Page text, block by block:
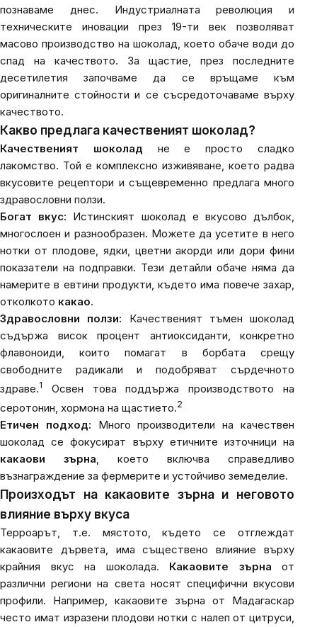
познаваме днес. Индустриалната революция и
техническите иновации през 19-ти век позволяват
масово производство на шоколад, което обаче води до
спад на качеството. За щастие, през последните
десетилетия започваме да се връщаме към
оригиналните стойности и се съсредоточаваме върху
качеството.
Какво предлага качественият шоколад?
Качественият шоколад не е просто сладко
лакомство. Той е комплексно изживяване, което радва
вкусовите рецептори и същевременно предлага много
здравословни ползи.
Богат вкус: Истинският шоколад е вкусово дълбок,
многослоен и разнообразен. Можете да усетите в него
нотки от плодове, ядки, цветни акорди или дори фини
показатели на подправки. Тези детайли обаче няма да
намерите в евтини продукти, където има повече захар,
отколкото какао.
Здравословни ползи: Качественият тъмен шоколад
съдържа висок процент антиоксиданти, конкретно
флавоноиди, които помагат в борбата срещу
свободните радикали и подобряват сърдечното
здраве.1
Освен това поддържа производството на
серотонин, хормона на щастието.2
Етичен подход: Много производители на качествен
шоколад се фокусират върху етичните източници на
какаови зърна, което включва справедливо
възнаграждение за фермерите и устойчиво земеделие.
Произходът на какаовите зърна и неговото
влияние върху вкуса
Терроарът, т.е. мястото, където се отглеждат
какаовите дървета, има съществено влияние върху
крайния вкус на шоколада. Какаовите зърна от
различни региони на света носят специфични вкусови
профили. Например, какаовите зърна от Мадагаскар
често имат изразени плодови нотки с налеп от цитруси,